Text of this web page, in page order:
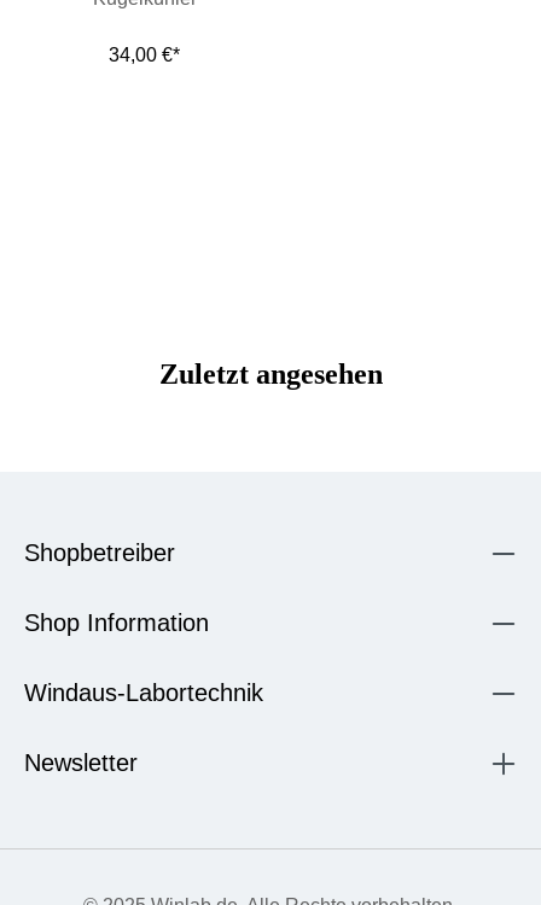
34,00 €*
Zuletzt angesehen
Shopbetreiber
Shop Information
Windaus-Labortechnik
Newsletter